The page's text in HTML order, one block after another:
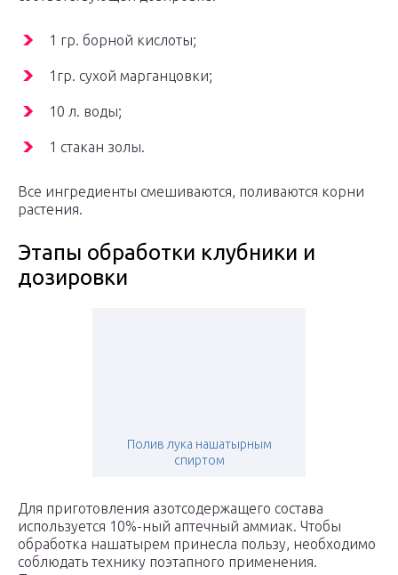
1 гр. борной кислоты;
1гр. сухой марганцовки;
10 л. воды;
1 стакан золы.
Все ингредиенты смешиваются, поливаются корни
растения.
Этапы обработки клубники и
дозировки
Полив лука нашатырным
спиртом
Для приготовления азотсодержащего состава
используется 10%-ный аптечный аммиак. Чтобы
обработка нашатырем принесла пользу, необходимо
соблюдать технику поэтапного применения.